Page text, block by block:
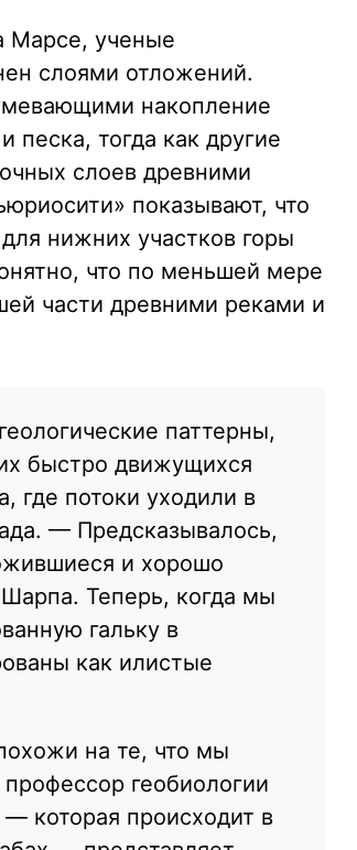
Марсе, ученые
слоями отложений.
накопление
тогда как другие
слоев древними
показывают, что
нижних участков горы
что по меньшей мере
части древними реками и
паттерны,
быстро движущихся
где потоки уходили в
— Предсказывалось,
и хорошо
Теперь, когда мы
гальку в
как илистые
на те, что мы
геобиологии
которая происходит в